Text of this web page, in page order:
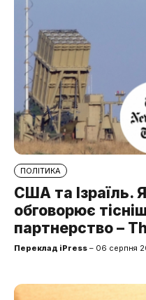
ПОЛІТИКА
США та Ізраїль.
обговорює
партнерство –
Переклад iPress – 06 серпня